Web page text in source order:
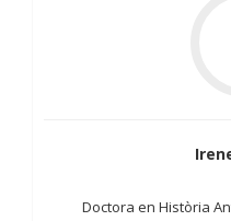
Doctora en Història